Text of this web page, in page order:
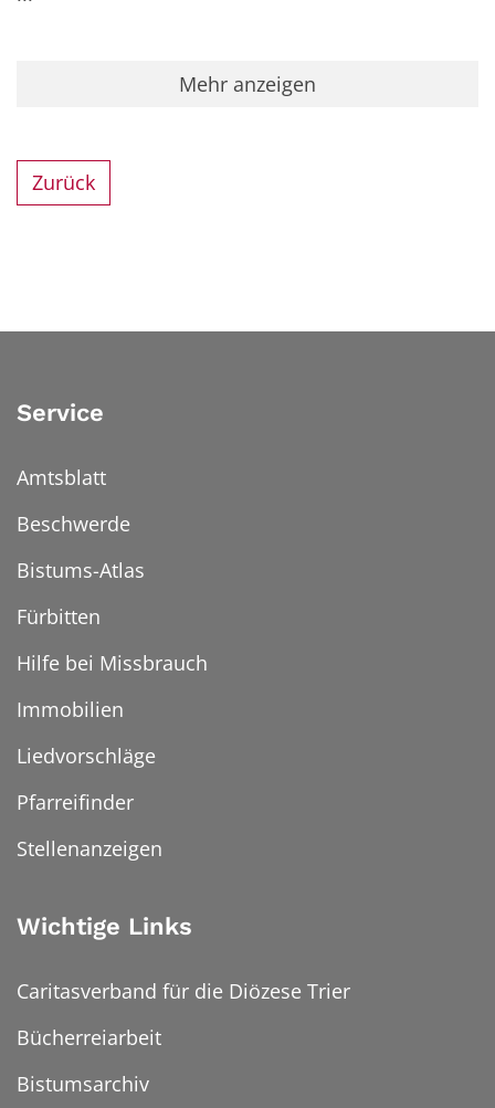
Mehr anzeigen
Zurück
Service
Amtsblatt
Beschwerde
Bistums-Atlas
Fürbitten
Hilfe bei Missbrauch
Immobilien
Liedvorschläge
Pfarreifinder
Stellenanzeigen
Wichtige Links
Caritasverband für die Diözese Trier
Bücherreiarbeit
Bistumsarchiv